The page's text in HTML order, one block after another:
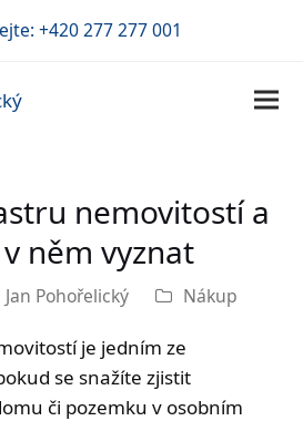
+420 277 277 001
nemovitostí a
něm vyznat
Jan Pohořelický Nákup
je jedním ze
se snažíte zjistit
či pozemku v osobním